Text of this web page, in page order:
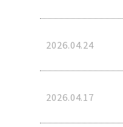
2026.04.24
2026.04.17